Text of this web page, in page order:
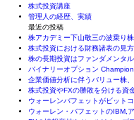
株式投資講座
管理人の経歴、実績
最近の投稿
株アカデミー下山敬三の波乗り
株式投資における財務諸表の見
株の長期投資はファンダメンタ
バイナリーオプション
企業価値分析に伴うバリュー株
株式投資やFXの勝敗を分ける資
ウォーレンバフェットがビット
ウォーレン・バフェットのIBM,